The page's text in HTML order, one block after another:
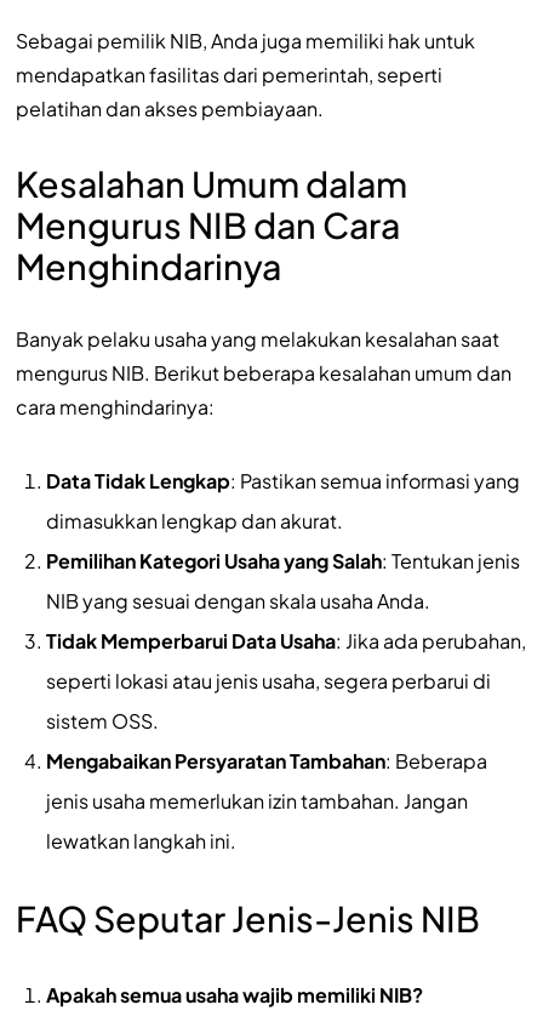
Sebagai pemilik NIB, Anda juga memiliki hak untuk
mendapatkan fasilitas dari pemerintah, seperti
pelatihan dan akses pembiayaan.
Kesalahan Umum dalam
Mengurus NIB dan Cara
Menghindarinya
Banyak pelaku usaha yang melakukan kesalahan saat
mengurus NIB. Berikut beberapa kesalahan umum dan
cara menghindarinya:
Data Tidak Lengkap: Pastikan semua informasi yang
dimasukkan lengkap dan akurat.
Pemilihan Kategori Usaha yang Salah: Tentukan jenis
NIB yang sesuai dengan skala usaha Anda.
Tidak Memperbarui Data Usaha: Jika ada perubahan,
seperti lokasi atau jenis usaha, segera perbarui di
sistem OSS.
Mengabaikan Persyaratan Tambahan: Beberapa
jenis usaha memerlukan izin tambahan. Jangan
lewatkan langkah ini.
FAQ Seputar Jenis-Jenis NIB
Apakah semua usaha wajib memiliki NIB?